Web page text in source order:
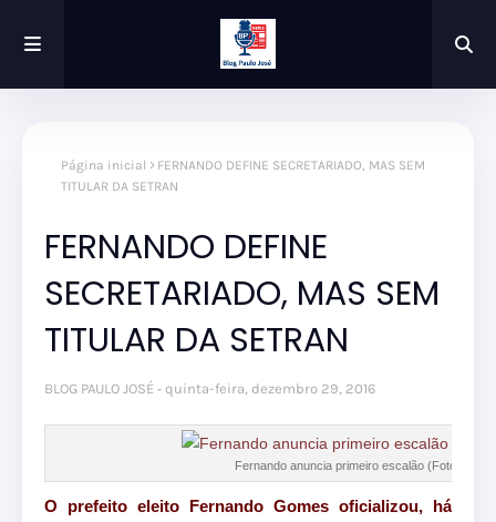
Página inicial
FERNANDO DEFINE SECRETARIADO, MAS SEM
TITULAR DA SETRAN
FERNANDO DEFINE
SECRETARIADO, MAS SEM
TITULAR DA SETRAN
BLOG PAULO JOSÉ quinta-feira, dezembro 29, 2016
Fernando anuncia primeiro escalão (Foto
O prefeito eleito Fernando Gomes oficializou, há